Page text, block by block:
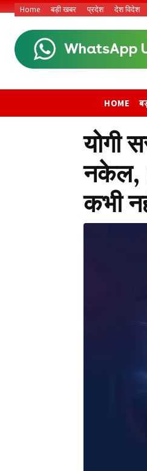
Home बड़ी खबर प्रदेश देश विदेश
HOME
योगी
नकेल,
कभी